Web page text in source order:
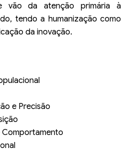
vão da atenção primária à
tendo a humanização como
da inovação.
e Precisão